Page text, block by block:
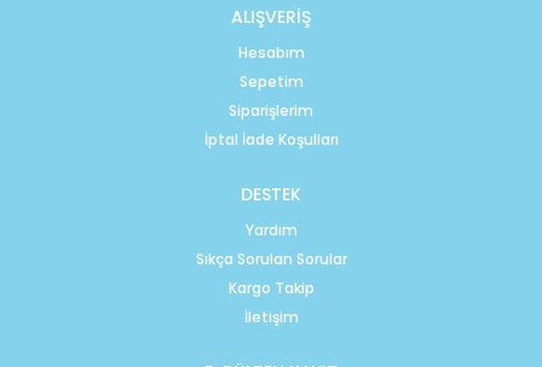
ALIŞVERİŞ
Hesabım
Sepetim
Siparişlerim
İptal İade Koşulları
DESTEK
Yardım
Sıkça Sorulan Sorular
Kargo Takip
İletişim